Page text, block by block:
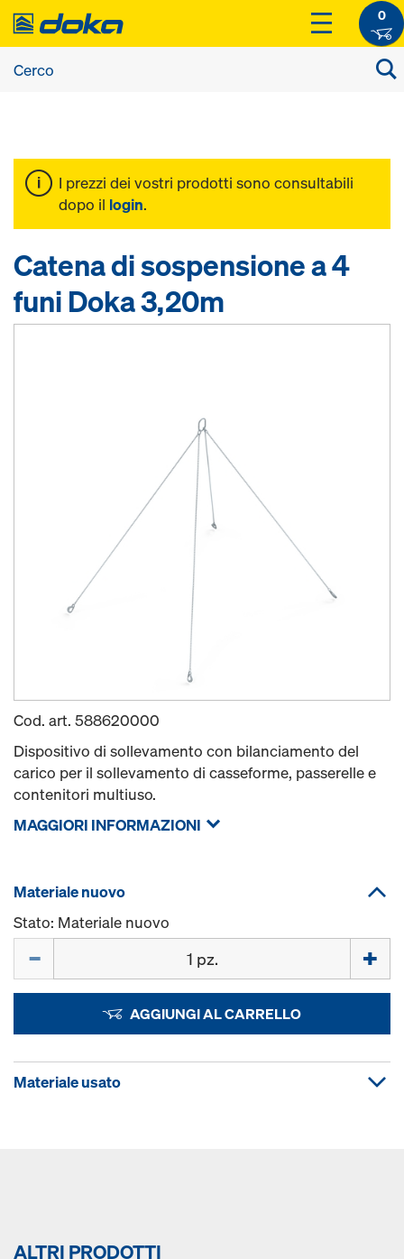
0
I prezzi dei vostri prodotti sono consultabili
dopo il login.
Catena di sospensione a 4
funi Doka 3,20m
Cod. art. 588620000
Dispositivo di sollevamento con bilanciamento del
carico per il sollevamento di casseforme, passerelle e
contenitori multiuso.
MAGGIORI INFORMAZIONI
Materiale nuovo
Stato: Materiale nuovo
AGGIUNGI AL CARRELLO
Materiale usato
ALTRI PRODOTTI